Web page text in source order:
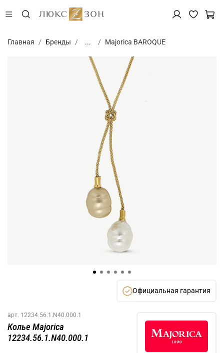
Главная Бренды ... Majorica BAROQUE
Официальная гарантия
арт. 12234.56.1.N40.000.1
Колье Majorica
12234.56.1.N40.000.1